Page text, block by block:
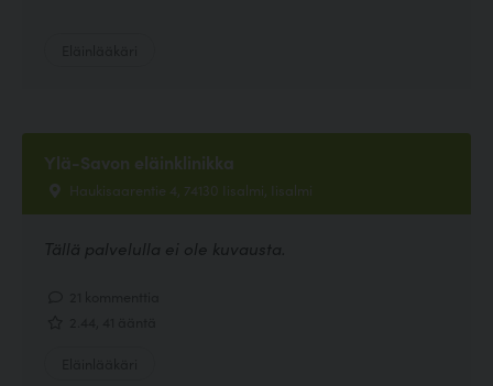
Ylä-Savon eläinklinikka
Haukisaarentie 4, 74130 Iisalmi, Iisalmi
Tällä palvelulla ei ole kuvausta.